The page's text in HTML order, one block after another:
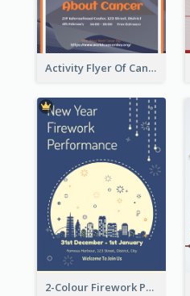
Activity Flyer Of Cancer Talk In Dark Colour Tone
2-Colour Firework Performance With City Background